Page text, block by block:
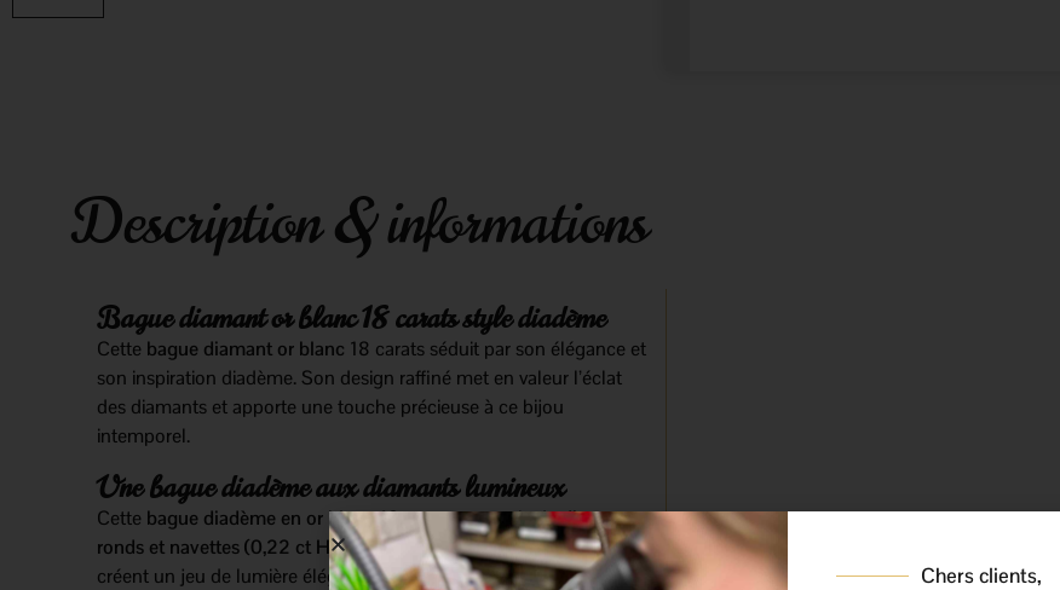
Description & informations
Bague diamant or blanc 18 carats style diadème
Cette bague diamant or blanc 18 carats séduit par son élégance et
son inspiration diadème. Son design raffiné met en valeur l’éclat
des diamants et apporte une touche précieuse à ce bijou
intemporel.
Une bague diadème aux diamants lumineux
Cette bague diadème en or blanc 18 caratsest sertie dediamants
ronds et navettes (0,22 ct HSI). Ces différentes formes de diamants
créent un jeu de lumière élégant et harmonieux.
Chers clients,